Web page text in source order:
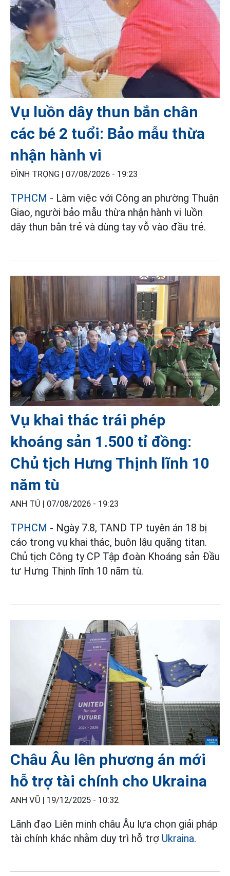
Vụ luồn dây thun bắn chân
các bé 2 tuổi: Bảo mẫu thừa
nhận hành vi
ĐÌNH TRỌNG | 07/08/2026 - 19:23
TPHCM - Làm việc với Công an phường Thuận
Giao, người bảo mẫu thừa nhận hành vi luồn
dây thun bắn trẻ và dùng tay vỗ vào đầu trẻ.
Vụ khai thác trái phép
khoáng sản 1.500 tỉ đồng:
Chủ tịch Hưng Thịnh lĩnh 10
năm tù
ANH TÚ | 07/08/2026 - 19:23
TPHCM - Ngày 7.8, TAND TP tuyên án 18 bị
cáo trong vụ khai thác, buôn lậu quặng titan.
Chủ tịch Công ty CP Tập đoàn Khoáng sản Đầu
tư Hưng Thịnh lĩnh 10 năm tù.
Châu Âu lên phương án mới
hỗ trợ tài chính cho Ukraina
ANH VŨ | 19/12/2025 - 10:32
Lãnh đạo Liên minh châu Âu lựa chọn giải pháp
tài chính khác nhằm duy trì hỗ trợ Ukraina.